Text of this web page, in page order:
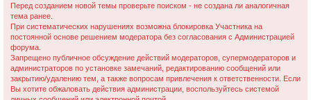
Перед созданием новой темы проверьте поиском - не создана ли аналогичная
тема ранее.
При систематических нарушениях возможна блокировка Участника на
постоянной основе решением модератора без согласования с Администрацией
форума.
Запрещено публичное обсуждение действий модераторов, супермодераторов и
администраторов по установке замечаний, редактированию сообщений или
закрытию/удалению тем, а также вопросам привлечения к ответственности. Если
Вы хотите обжаловать действия администрации, воспользуйтесь системой